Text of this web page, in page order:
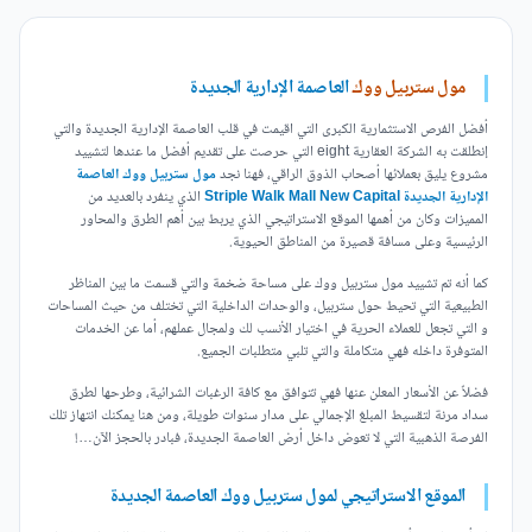
مول ستربيل ووكالعاصمة الإدارية الجديدة
أفضل الفرص الاستثمارية الكبرى التي اقيمت في قلب العاصمة الإدارية الجديدة والتي
إنطلقت به الشركة العقارية eight التي حرصت على تقديم أفضل ما عندها لتشييد
مشروع يليق بعملائها أصحاب الذوق الراقي، فهنا نجدمول ستربيل ووك العاصمة
الإدارية الجديدة Striple Walk Mall New Capital
الذي ينفرد بالعديد من
المميزات وكان من أهمها الموقع الاستراتيجي الذي يربط بين أهم الطرق والمحاور
الرئيسية وعلى مسافة قصيرة من المناطق الحيوية.
كما أنه تم تشييد مول ستربيل ووك على مساحة ضخمة والتي قسمت ما بين المناظر
الطبيعية التي تحيط حول ستربيل، والوحدات الداخلية التي تختلف من حيث المساحات
و التي تجعل للعملاء الحرية في اختيار الأنسب لك ولمجال عملهم، أما عن الخدمات
المتوفرة داخله فهي متكاملة والتي تلبي متطلبات الجميع.
فضلاً عن الأسعار المعلن عنها فهي تتوافق مع كافة الرغبات الشرائية، وطرحها لطرق
سداد مرنة لتقسيط المبلغ الإجمالي على مدار سنوات طويلة، ومن هنا يمكنك انتهاز تلك
الفرصة الذهبية التي لا تعوض داخل أرض العاصمة الجديدة، فبادر بالحجز الآن…!
الموقع الاستراتيجي لمول ستربيل ووك العاصمة الجديدة